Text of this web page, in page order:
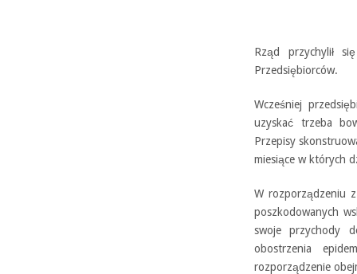
Rząd przychylił
Przedsiębiorców.
Wcześniej
uzyskać trzeba
Przepisy
miesiące w których
W rozporządzeniu
poszkodowanych
swoje przychody
obostrzenia
rozporządzenie